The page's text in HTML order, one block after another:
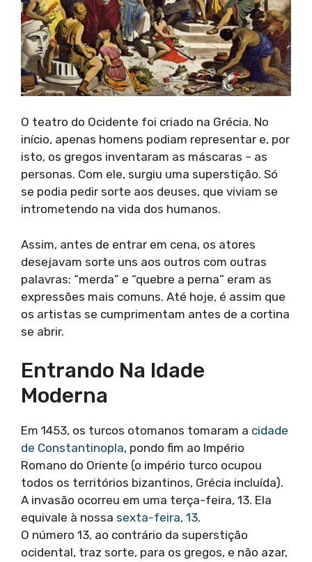
O teatro do Ocidente foi criado na Grécia. No
início, apenas homens podiam representar e, por
isto, os gregos inventaram as máscaras – as
personas. Com ele, surgiu uma superstição. Só
se podia pedir sorte aos deuses, que viviam se
intrometendo na vida dos humanos.
Assim, antes de entrar em cena, os atores
desejavam sorte uns aos outros com outras
palavras: “merda” e “quebre a perna” eram as
expressões mais comuns. Até hoje, é assim que
os artistas se cumprimentam antes de a cortina
se abrir.
Entrando Na Idade
Moderna
Em 1453, os turcos otomanos tomaram a cidade
de Constantinopla, pondo fim ao Império
Romano do Oriente (o império turco ocupou
todos os territórios bizantinos, Grécia incluída).
A invasão ocorreu em uma terça-feira, 13. Ela
equivale à nossa sexta-feira, 13.
O número 13, ao contrário da superstição
ocidental, traz sorte, para os gregos, e não azar,